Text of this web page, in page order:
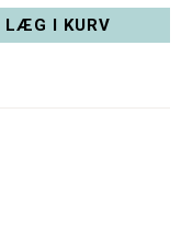
LÆG I KURV